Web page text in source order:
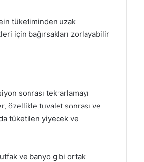
tüketiminden uzak
için bağırsakları zorlayabilir
sonrası tekrarlamayı
özellikle tuvalet sonrası ve
tüketilen yiyecek ve
ve banyo gibi ortak